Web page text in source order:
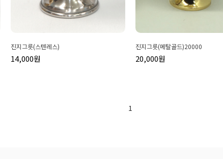
진지그릇(스텐레스)
14,000원
진지그릇(메탈골드)20000
20,000원
1